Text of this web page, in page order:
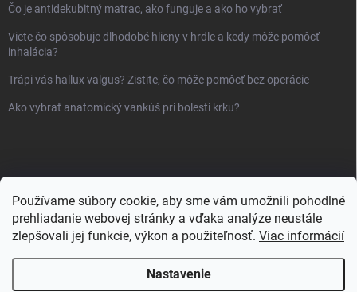
Používame súbory cookie, aby sme vám umožnili pohodlné
prehliadanie webovej stránky a vďaka analýze neustále
zlepšovali jej funkcie, výkon a použiteľnosť. Viac informácií
Nastavenie
Čo je antidekubitný matrac, ako funguje a ako ho vybrať
Viete čo spôsobuje dlhodobé hlieny v hrdle a kedy môže pomôcť
inhalácia?
Trápi vás hallux valgus? Zistite, čo môže pomôcť bez operácie
Ako vybrať anatomický vankúš pri bolesti krku?